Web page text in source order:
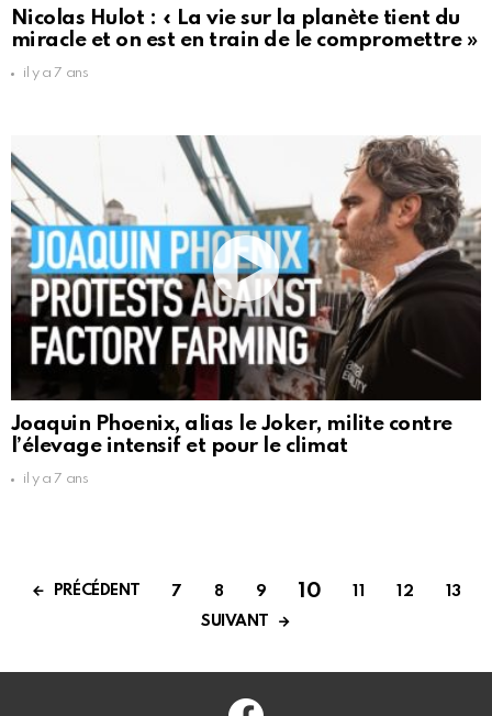
Nicolas Hulot : « La vie sur la planète tient du
miracle et on est en train de le compromettre »
il y a 7 ans
Joaquin Phoenix, alias le Joker, milite contre
l’élevage intensif et pour le climat
il y a 7 ans
PRÉCÉDENT 7 8 9 10 11 12
13
SUIVANT
Facebook